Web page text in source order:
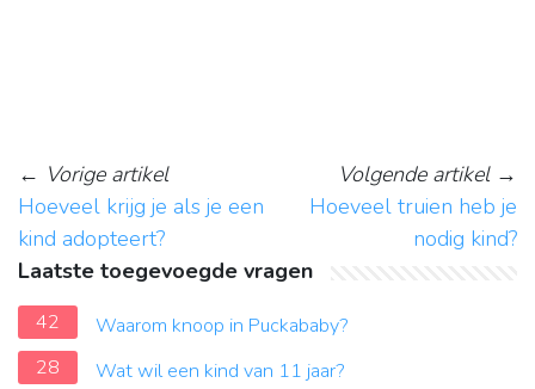
← Vorige artikel
Hoeveel krijg je als je een
kind adopteert?
Volgende artikel→
Hoeveel truien heb je
nodig kind?
Laatste toegevoegde vragen
42
Waarom knoop in Puckababy?
28
Wat wil een kind van 11 jaar?